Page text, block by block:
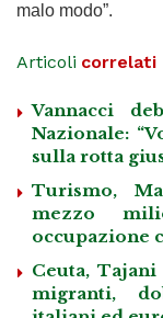
malo modo”.
Articoli correlati
Vannacci
Nazionale:
sulla rotta
Turismo,
mezzo
occupazione
Ceuta,
migranti,